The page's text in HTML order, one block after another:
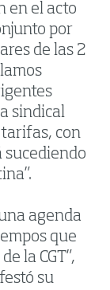
en el acto
por
de las 2
sindical
con
sucediendo
agenda
que
la CGT”,
su